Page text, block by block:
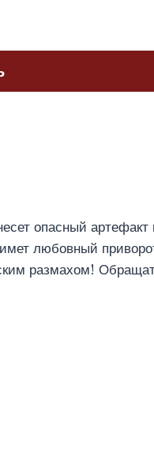
опасный артефакт
любовный
размахом!